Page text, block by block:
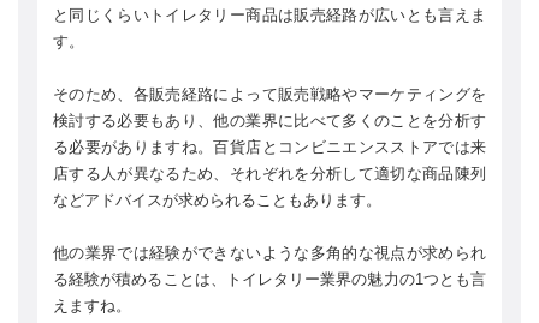
と同じくらいトイレタリー商品は販売経路が広いとも言えま
す。
そのため、各販売経路によって販売戦略やマーケティングを
検討する必要もあり、他の業界に比べて多くのことを分析す
る必要がありますね。百貨店とコンビニエンスストアでは来
店する人が異なるため、それぞれを分析して適切な商品陳列
などアドバイスが求められることもあります。
他の業界では経験ができないような多角的な視点が求められ
る経験が積めることは、トイレタリー業界の魅力の1つとも言
えますね。